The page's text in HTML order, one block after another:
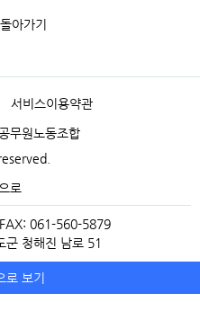
아가기
서비스이용약관
무원노동조합
로
061-560-5879
청해진 남로 51
로 보기